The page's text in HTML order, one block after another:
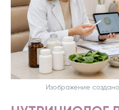
Изображение